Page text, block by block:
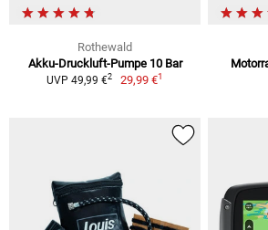
Rothewald
Akku-Druckluft-Pumpe 10 Bar
UVP 49,99 €2 29,99 €1